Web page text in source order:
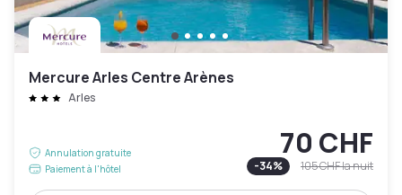
Mercure Arles Centre Arènes
Arles
Annulation gratuite
Paiement à l'hôtel
70 CHF
-34% 105 CHFla nuit